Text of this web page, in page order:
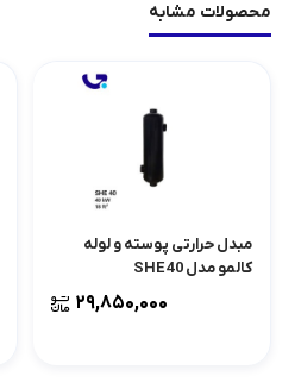
محصولات مشابه
مبدل حرارتی پوسته و لوله
کالمو مدل SHE 40
29,850,000